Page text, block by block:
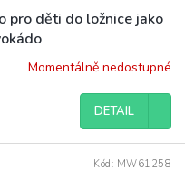
pro děti do ložnice jako
Momentálně nedostupné
DETAIL
Kód: MW61258